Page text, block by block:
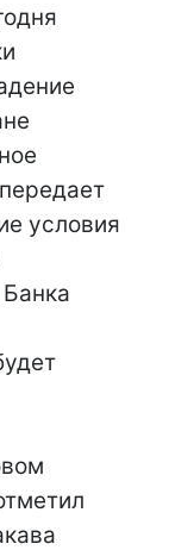
условия